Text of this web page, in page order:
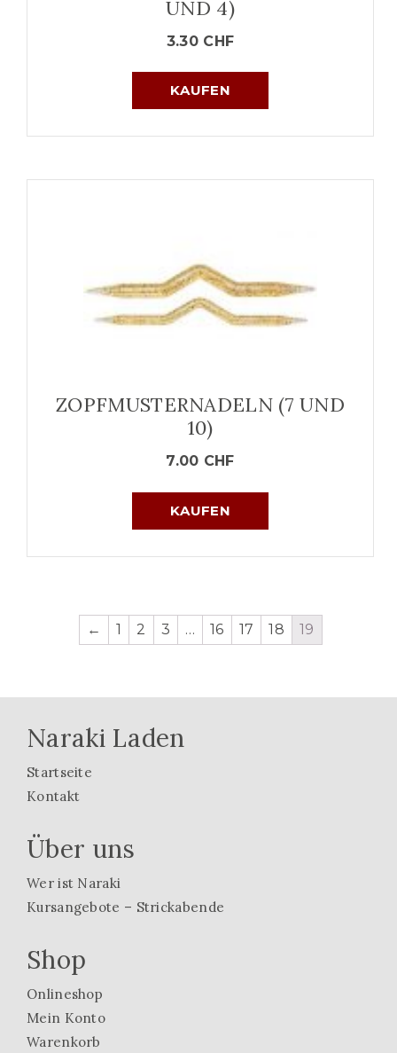
UND 4)
3.30 CHF
KAUFEN
ZOPFMUSTERNADELN (7 UND
10)
7.00 CHF
KAUFEN
← 1 2 3 … 16 17 18 19
Naraki Laden
Startseite
Kontakt
Über uns
Wer ist Naraki
Kursangebote – Strickabende
Shop
Onlineshop
Mein Konto
Warenkorb